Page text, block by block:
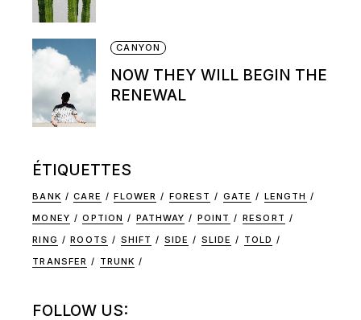
CANYON
NOW THEY WILL BEGIN THE
RENEWAL
ÉTIQUETTES
BANK CARE FLOWER FOREST GATE
LENGTH
MONEY
OPTION PATHWAY POINT
RESORT
RING
ROOTS SHIFT SIDE SLIDE
TOLD
TRANSFER
TRUNK
FOLLOW US: